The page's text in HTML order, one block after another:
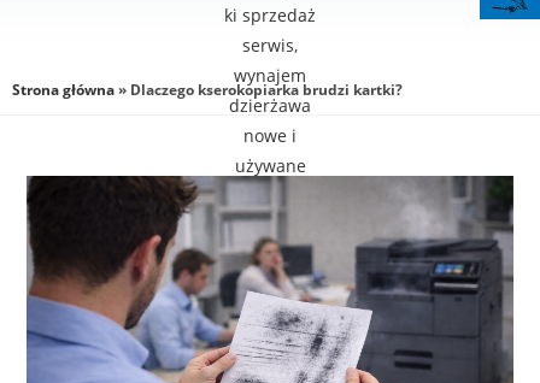
Strona główna» Dlaczego kserokopiarka brudzi kartki?